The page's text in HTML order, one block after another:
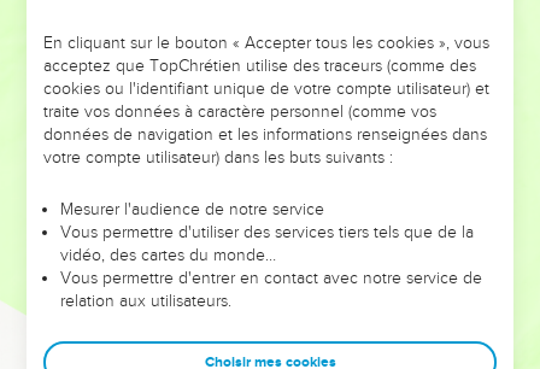
NE MANQUEZ PAS L’ÉVÉNEMENT
DE L’ANNÉE !
ET SI LEURS ERREURS POUVAIENT VOUS ÉVITER LES
VOTRES ?
leur foi ou leur vision. Mais on voit moins les doutes, les erreurs
et les saisons difficiles qu'ils ont traversés, alors même que ce
sont elles qui les ont façonnés.
Dans cette conférence, leaders, entrepreneurs, et responsables
clés pour avancer avec plus de sagesse afin que leurs erreurs
En cliquant sur le bouton « Accepter tous les cookies », vous
acceptez que TopChrétien utilise des traceurs (comme des
cookies ou l'identifiant unique de votre compte utilisateur) et
traite vos données à caractère personnel (comme vos
données de navigation et les informations renseignées dans
votre compte utilisateur) dans les buts suivants :
Mesurer l'audience de notre service
Vous permettre d'utiliser des services tiers tels que de la
vidéo, des cartes du monde…
Vous permettre d'entrer en contact avec notre service de
relation aux utilisateurs.
Choisir mes cookies